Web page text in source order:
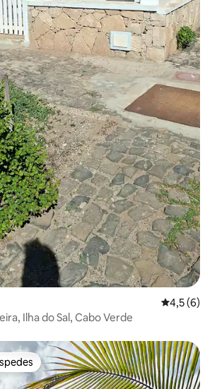
4,5 de
4,5 (6)
Ilha do Sal, Cabo Verde